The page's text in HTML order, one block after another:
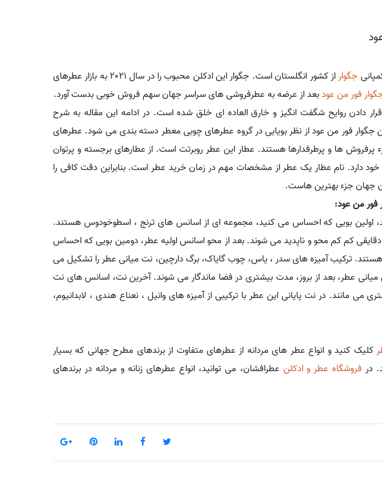
جگوار
از کشور انگلستان است. جگوار این ادکلن محبوب را در سال 2021 به بازار عطرهای
فور من عودبعد از عرضه به عطرفروشی های سراسر جهان سهم فروش خوبی بدست آورد.
دادن روایح شگفت انگیز و خارق العاده ای خلق شده است. در ادامه این مقاله به شرح
جگوار فور من عود از نظر بویایی در گروه عطرهای چوبی معطر دسته بندی می شود. عطرهای
ها و پرطرفدارها هستند. عطار این عطر روبرتت است. از عطارهای برجسته و پرتوان
دارد. نام عطار یک عطر از مشخصات مهم در زمان خرید عطر است. بنابراین دقت کافی را
جهان جزء بهترین هاست.
من عود:
اولین بویی که احساس می کنید، مجموعه ای از اسانس های ترنج ، اسطوخودوس هستند.
کم کم محو و ناپدید می شوند. بعد از محو اسانس اولیه عطر، دومین بویی که احساس
ترکیب آمیزه های سدر ، یاس، چوب گایاک، برگ دارچین، نت میانی عطر را تشکیل می
عطر، بعد از بروز، مدت بیشتری در فضا ماندگار می شوند. آخرین نت، اسانس های نت
می مانند. در نت پایانی این عطر با ترکیبی از آمیزه های وانیل ، نعناع هندی ، لابدانیوم،
کلیک کنید و انواع عطر های مردانه از عطرهای متفاوت از برندهای مطرح جهانی که بسیار
در فروشگاه عطر و ادکلن عطرافشان، می توانید، انواع عطرهای زنانه و مردانه در برندهای